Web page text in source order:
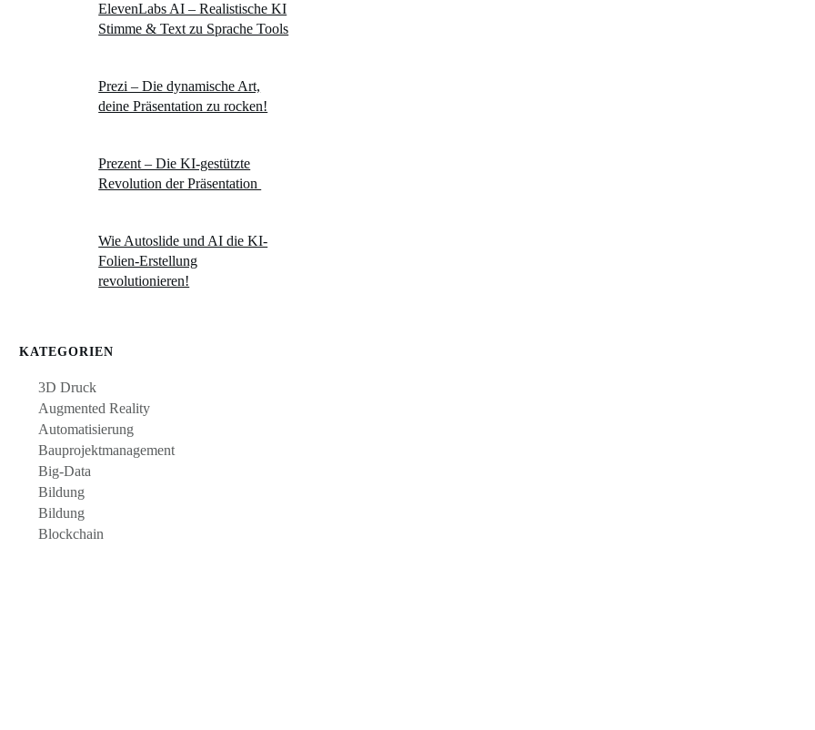
ElevenLabs AI – Realistische KI
Stimme & Text zu Sprache Tools
Prezi – Die dynamische Art,
deine Präsentation zu rocken!
Prezent – Die KI-gestützte
Revolution der Präsentation
Wie Autoslide und AI die KI-
Folien-Erstellung
revolutionieren!
KATEGORIEN
3D Druck
Augmented Reality
Automatisierung
Bauprojektmanagement
Big-Data
Bildung
Bildung
Blockchain